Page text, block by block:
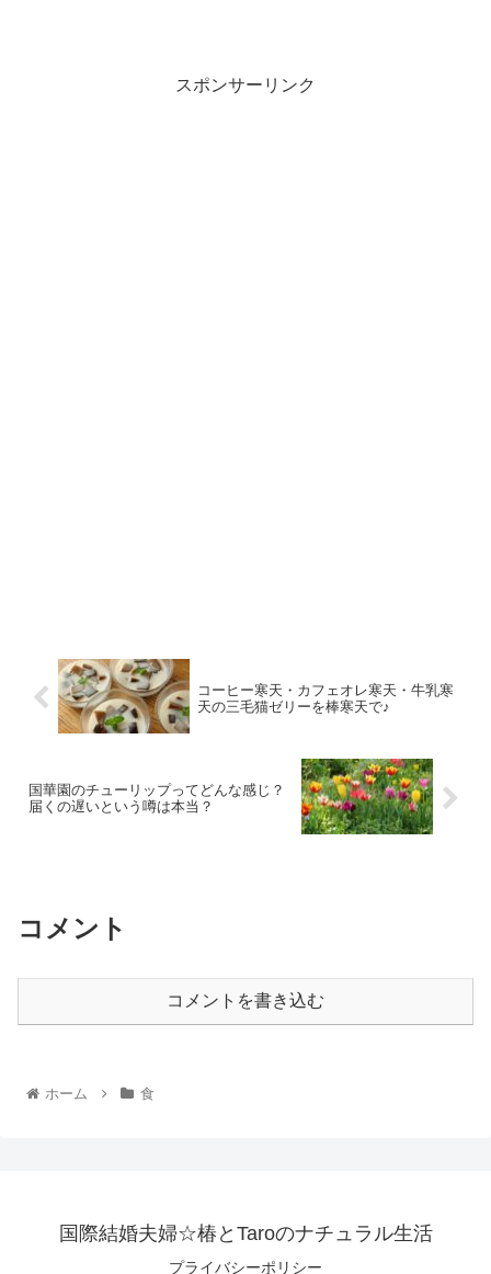
スポンサーリンク
コーヒー寒天・カフェオレ寒天・牛乳寒
天の三毛猫ゼリーを棒寒天で♪
国華園のチューリップってどんな感じ？
届くの遅いという噂は本当？
コメント
コメントを書き込む
ホーム 食
国際結婚夫婦☆椿とTaroのナチュラル生活
プライバシーポリシー